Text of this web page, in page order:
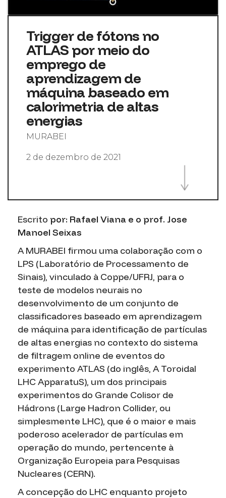
Trigger de fótons no
ATLAS por meio do
emprego de
aprendizagem de
máquina baseado em
calorimetria de altas
energias
MURABEI
2 de dezembro de 2021
Escrito por: Rafael Viana e o prof. Jose
Manoel Seixas
A MURABEI firmou uma colaboração com o
LPS (Laboratório de Processamento de
Sinais), vinculado à Coppe/UFRJ, para o
teste de modelos neurais no
desenvolvimento de um conjunto de
classificadores baseado em aprendizagem
de máquina para identificação de partículas
de altas energias no contexto do sistema
de filtragem online de eventos do
experimento ATLAS (do inglês, A Toroidal
LHC ApparatuS), um dos principais
experimentos do Grande Colisor de
Hádrons (Large Hadron Collider, ou
simplesmente LHC), que é o maior e mais
poderoso acelerador de partículas em
operação do mundo, pertencente à
Organização Europeia para Pesquisas
Nucleares (CERN).
A concepção do LHC enquanto projeto